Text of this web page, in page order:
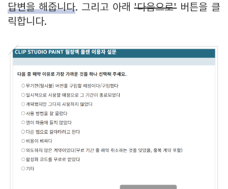
답변을 해줍니다. 그리고 아래'다음으로'버튼을 클
릭합니다.